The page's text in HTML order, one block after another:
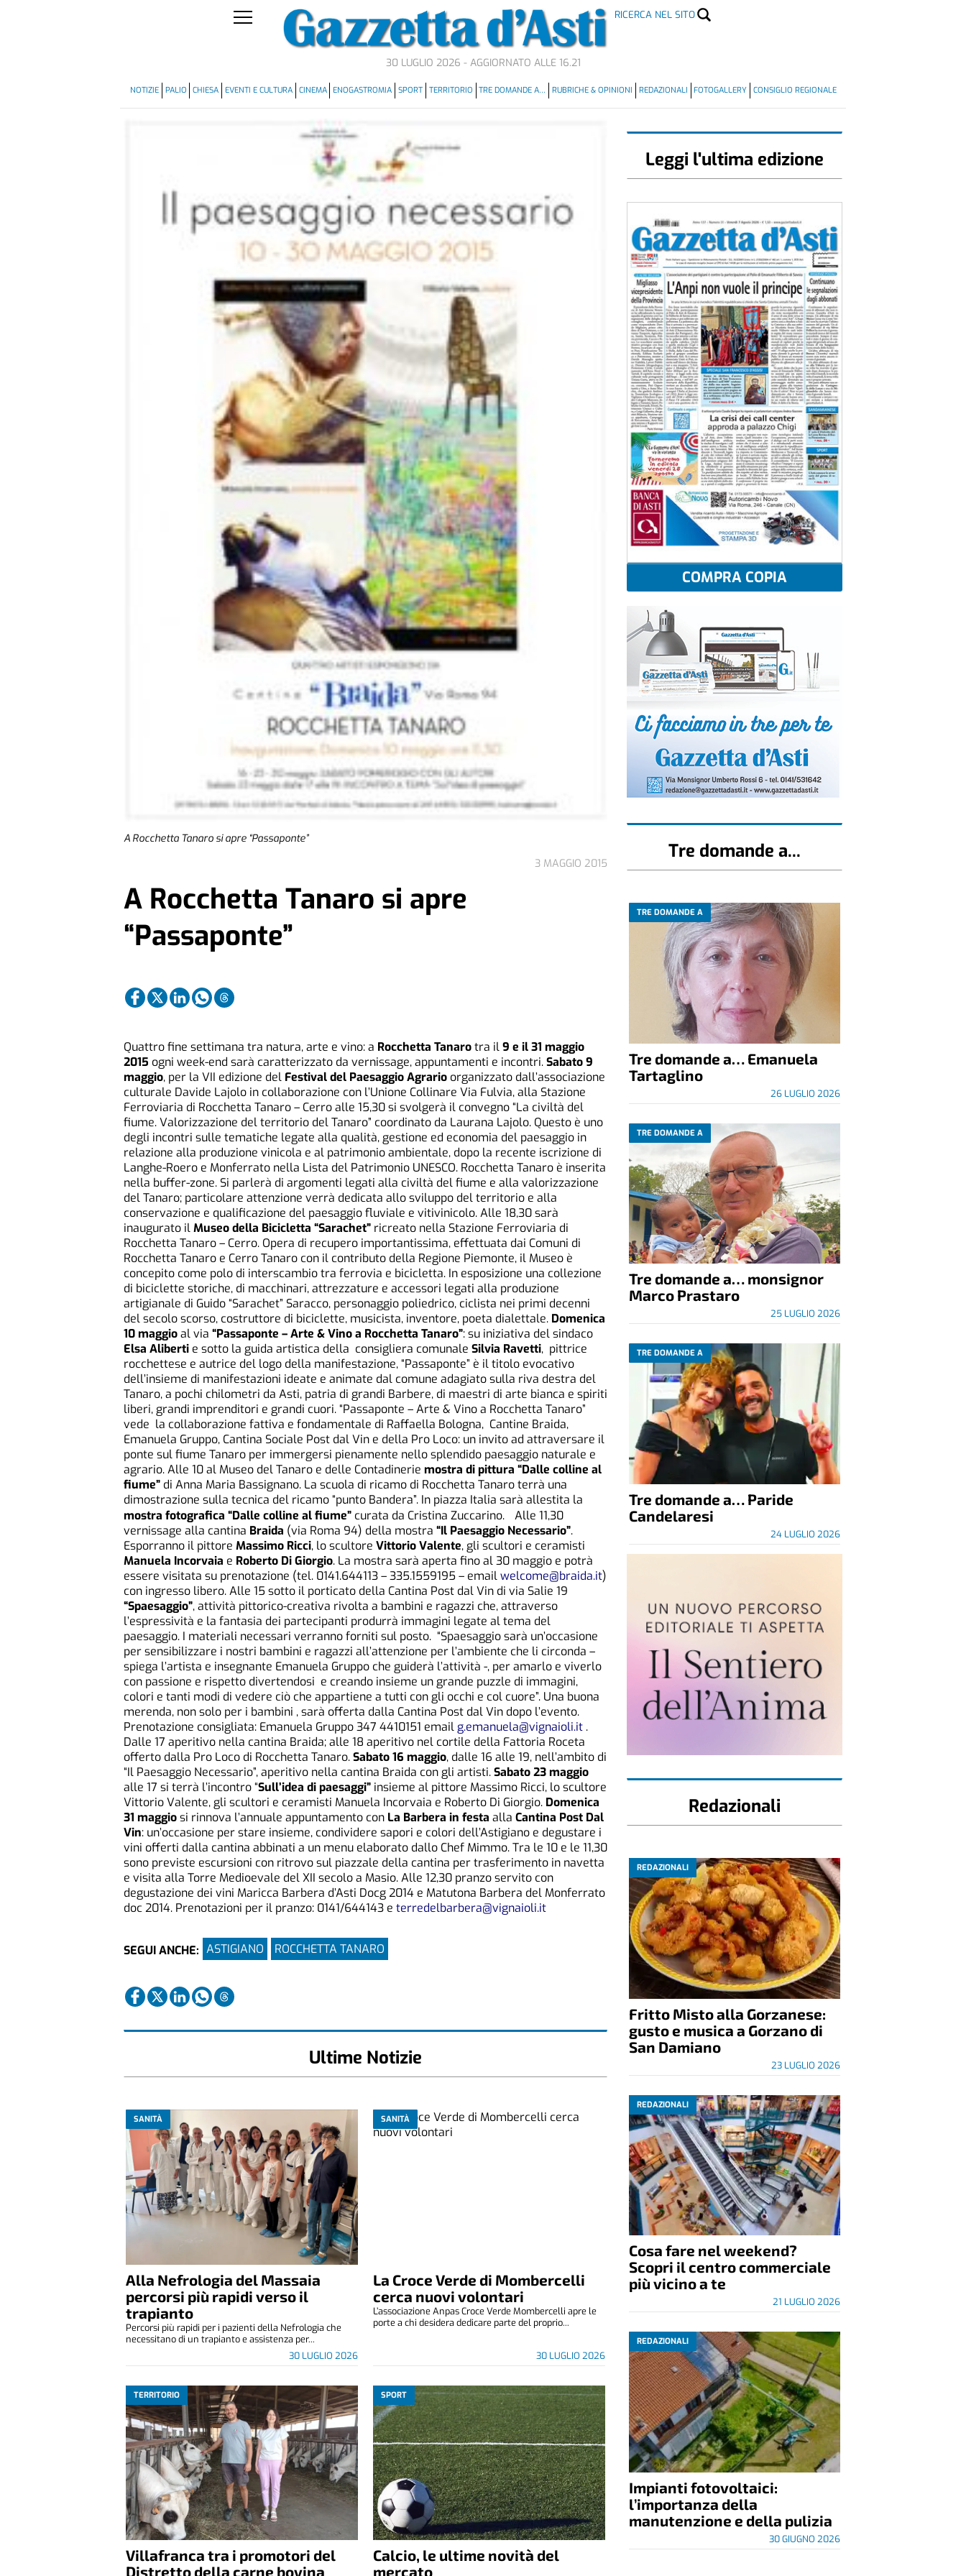
RICERCA NEL SITO
30 LUGLIO 2026 - AGGIORNATO ALLE 16.21
NOTIZIE PALIO CHIESA EVENTI E CULTURA CINEMA ENOGASTROMIA SPORT TERRITORIO TRE DOMANDE A… RUBRICHE & OPINIONI REDAZIONALI FOTOGALLERY CONSIGLIO REGIONALE
A Rocchetta Tanaro si apre “Passaponte”
3 MAGGIO 2015
A Rocchetta Tanaro si apre
“Passaponte”
Quattro fine settimana tra natura, arte e vino: a Rocchetta Tanarotra il9 e il 31 maggio
2015 ogni week-end sarà caratterizzato da vernissage, appuntamenti e incontri.Sabato 9
maggio, per la VII edizione del Festival del Paesaggio Agrario organizzato dall’associazione
culturale Davide Lajolo in collaborazione con l’Unione Collinare Via Fulvia, alla Stazione
Ferroviaria di Rocchetta Tanaro – Cerro alle 15,30 si svolgerà il convegno “La civiltà del
fiume. Valorizzazione del territorio del Tanaro” coordinato da Laurana Lajolo. Questo è uno
degli incontri sulle tematiche legate alla qualità, gestione ed economia del paesaggio in
relazione alla produzione vinicola e al patrimonio ambientale, dopo la recente iscrizione di
Langhe-Roero e Monferrato nella Lista del Patrimonio UNESCO. Rocchetta Tanaro è inserita
nella buffer-zone. Si parlerà di argomenti legati alla civiltà del fiume e alla valorizzazione
del Tanaro; particolare attenzione verrà dedicata allo sviluppo del territorio e alla
conservazione e qualificazione del paesaggio fluviale e vitivinicolo. Alle 18,30 sarà
inaugurato ilMuseo della Bicicletta “Sarachet” ricreato nella Stazione Ferroviaria di
Rocchetta Tanaro – Cerro. Opera di recupero importantissima, effettuata dai Comuni di
Rocchetta Tanaro e Cerro Tanaro con il contributo della Regione Piemonte, il Museo è
concepito come polo di interscambio tra ferrovia e bicicletta. In esposizione una collezione
di biciclette storiche, di macchinari, attrezzature e accessori legati alla produzione
artigianale di Guido “Sarachet” Saracco, personaggio poliedrico, ciclista nei primi decenni
del secolo scorso, costruttore di biciclette, musicista, inventore, poeta dialettale. Domenica
10 maggioal via “Passaponte – Arte & Vino a Rocchetta Tanaro”: su iniziativa del sindaco
Elsa Aliberti e sotto la guida artistica della consigliera comunale Silvia Ravetti, pittrice
rocchettese e autrice del logo della manifestazione, “Passaponte” è il titolo evocativo
dell’insieme di manifestazioni ideate e animate dal comune adagiato sulla riva destra del
Tanaro, a pochi chilometri da Asti, patria di grandi Barbere, di maestri di arte bianca e spiriti
liberi, grandi imprenditori e grandi cuori. “Passaponte – Arte & Vino a Rocchetta Tanaro”
vede la collaborazione fattiva e fondamentale di Raffaella Bologna, Cantine Braida,
Emanuela Gruppo, Cantina Sociale Post dal Vin e della Pro Loco: un invito ad attraversare il
ponte sul fiume Tanaro per immergersi pienamente nello splendido paesaggio naturale e
agrario. Alle 10 al Museo del Tanaro e delle Contadinerie mostra di pittura “Dalle colline al
fiume” di Anna Maria Bassignano. La scuola di ricamo di Rocchetta Tanaro terrà una
dimostrazione sulla tecnica del ricamo “punto Bandera”. In piazza Italia sarà allestita la
mostra fotografica “Dalle colline al fiume” curata da Cristina Zuccarino. Alle 11,30
vernissage alla cantina Braida (via Roma 94) della mostra “Il Paesaggio Necessario”.
Esporranno il pittore Massimo Ricci, lo scultore Vittorio Valente, gli scultori e ceramisti
Manuela Incorvaia e Roberto Di Giorgio. La mostra sarà aperta fino al 30 maggio e potrà
essere visitata su prenotazione (tel. 0141.644113 – 335.1559195 – emailwelcome@braida.it)
con ingresso libero. Alle 15 sotto il porticato della Cantina Post dal Vin di via Salie 19
“Spaesaggio”, attività pittorico-creativa rivolta a bambini e ragazzi che, attraverso
l’espressività e la fantasia dei partecipanti produrrà immagini legate al tema del
paesaggio. I materiali necessari verranno forniti sul posto. “Spaesaggio sarà un’occasione
per sensibilizzare i nostri bambini e ragazzi all’attenzione per l’ambiente che li circonda –
spiega l’artista e insegnante Emanuela Gruppo che guiderà l’attività -, per amarlo e viverlo
con passione e rispetto divertendosi e creando insieme un grande puzzle di immagini,
colori e tanti modi di vedere ciò che appartiene a tutti con gli occhi e col cuore”. Una buona
merenda, non solo per i bambini , sarà offerta dalla Cantina Post dal Vin dopo l’evento.
Prenotazione consigliata: Emanuela Gruppo 347 4410151 email g.emanuela@vignaioli.it .
Dalle 17 aperitivo nella cantina Braida; alle 18 aperitivo nel cortile della Fattoria Roceta
offerto dalla Pro Loco di Rocchetta Tanaro.Sabato 16 maggio, dalle 16 alle 19, nell’ambito di
“Il Paesaggio Necessario”, aperitivo nella cantina Braida con gli artisti.Sabato 23 maggio
alle 17 si terrà l’incontro “Sull’idea di paesaggi” insieme al pittore Massimo Ricci, lo scultore
Vittorio Valente, gli scultori e ceramisti Manuela Incorvaia e Roberto Di Giorgio. Domenica
31 maggiosi rinnova l’annuale appuntamento con La Barbera in festa alla Cantina Post Dal
Vin: un’occasione per stare insieme, condividere sapori e colori dell’Astigiano e degustare i
vini offerti dalla cantina abbinati a un menu elaborato dallo Chef Mimmo. Tra le 10 e le 11,30
sono previste escursioni con ritrovo sul piazzale della cantina per trasferimento in navetta
e visita alla Torre Medioevale del XII secolo a Masio. Alle 12,30 pranzo servito con
degustazione dei vini Maricca Barbera d’Asti Docg 2014 e Matutona Barbera del Monferrato
doc 2014. Prenotazioni per il pranzo: 0141/644143 e terredelbarbera@vignaioli.it
SEGUI ANCHE: ASTIGIANO ROCCHETTA TANARO
Ultime Notizie
SANITÀ
Alla Nefrologia del Massaia
percorsi più rapidi verso il
trapianto
30 LUGLIO 2026
Percorsi più rapidi per i pazienti della Nefrologia che
necessitano di un trapianto e assistenza per...
SANITÀ
La Croce Verde di Mombercelli
cerca nuovi volontari
30 LUGLIO 2026
L’associazione Anpas Croce Verde Mombercelli apre le
porte a chi desidera dedicare parte del proprio...
TERRITORIO
Villafranca tra i promotori del
Distretto della carne bovina
SPORT
Calcio, le ultime novità del
mercato
Leggi l'ultima edizione
COMPRA COPIA
Tre domande a...
TRE DOMANDE A
Tre domande a… Emanuela
Tartaglino
26 LUGLIO 2026
TRE DOMANDE A
Tre domande a… monsignor
Marco Prastaro
25 LUGLIO 2026
TRE DOMANDE A
Tre domande a… Paride
Candelaresi
24 LUGLIO 2026
Redazionali
REDAZIONALI
Fritto Misto alla Gorzanese:
gusto e musica a Gorzano di
San Damiano
23 LUGLIO 2026
REDAZIONALI
Cosa fare nel weekend?
Scopri il centro commerciale
più vicino a te
21 LUGLIO 2026
REDAZIONALI
Impianti fotovoltaici:
l’importanza della
manutenzione e della pulizia
30 GIUGNO 2026